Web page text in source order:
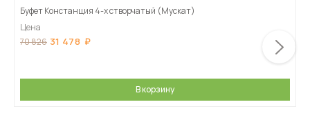
Буфет Констанция 4-х створчатый (Мускат)
Цена
70 826 31 478
В корзину